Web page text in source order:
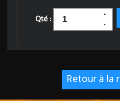
Qté :
Retour à la